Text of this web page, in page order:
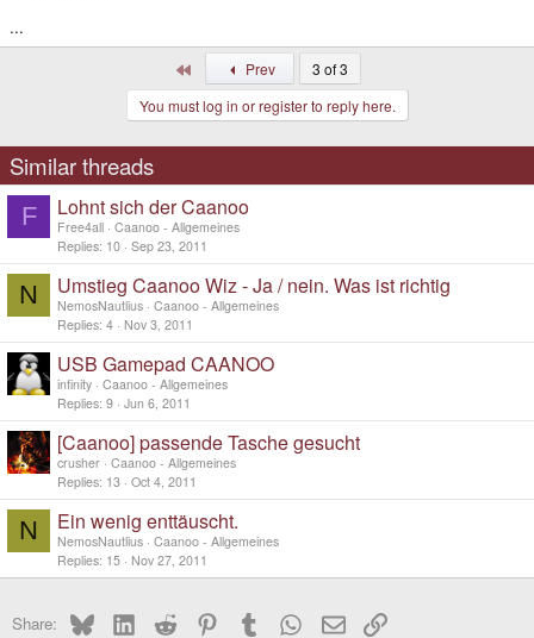
...
Prev
3 of 3
You must log in or register to reply here.
Similar threads
F Lohnt sich der Caanoo
Free4all Caanoo - Allgemeines
Replies 10 Sep 23, 2011
N Umstieg Caanoo Wiz - Ja / nein. Was ist richtig
NemosNautlius Caanoo - Allgemeines
Replies 4 Nov 3, 2011
USB Gamepad CAANOO
infinity Caanoo - Allgemeines
Replies 9 Jun 6, 2011
[Caanoo] passende Tasche gesucht
crusher Caanoo - Allgemeines
Replies 13 Oct 4, 2011
N Ein wenig enttäuscht.
NemosNautlius Caanoo - Allgemeines
Replies 15 Nov 27, 2011
Share: BlueskyLinkedInReddit PinterestTumblr WhatsApp
EmailLink